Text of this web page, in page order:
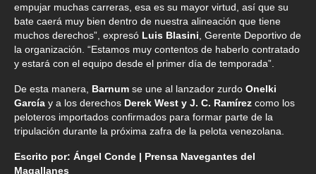
empujar muchas carreras, esa es su mayor virtud, así que su
bate caerá muy bien dentro de nuestra alineación que tiene
muchos derechos”, expresó Luis Blasini, Gerente Deportivo de
la organización. “Estamos muy contentos de haberlo contratado
y estará con el equipo desde el primer día de temporada”.
De esta manera, Barnum se une al lanzador zurdo Onelki
García y a los derechos Derek West y J. C. Ramírez como los
peloteros importados confirmados para formar parte de la
tripulación durante la próxima zafra de la pelota venezolana.
Escrito por: Ángel Conde | Prensa Navegantes del
Magallanes